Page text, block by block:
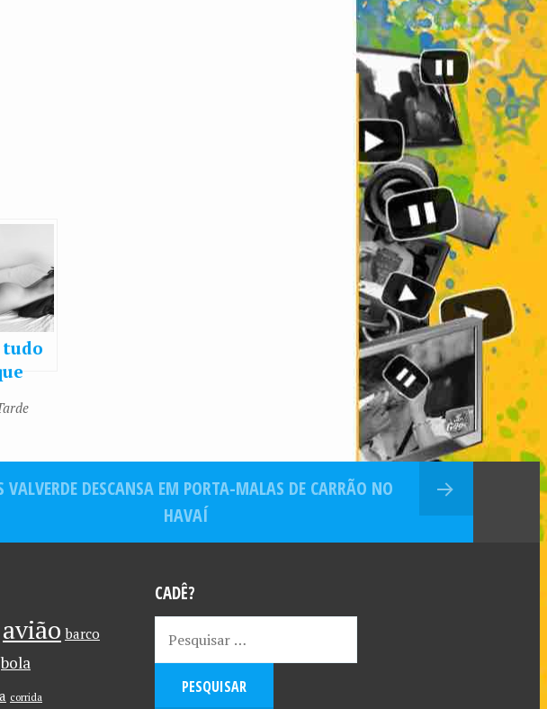
tudo
ao
nua
VALVERDE DESCANSA EM PORTA-MALAS DE CARRÃO NO
HAVAÍ
avião barco
bola
corrida
CADÊ?